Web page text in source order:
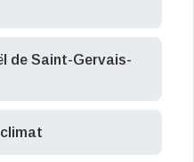
de Saint-Gervais-